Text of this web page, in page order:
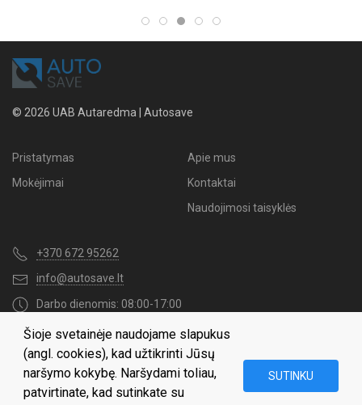
© 2026 UAB Autaredma | Autosave
Pristatymas
Mokėjimai
Apie mus
Kontaktai
Naudojimosi taisyklės
+370 672 95262
info@autosave.lt
Darbo dienomis: 08:00-17:00
Naujienų užsakymas
Šioje svetainėje naudojame slapukus
(angl. cookies), kad užtikrinti Jūsų
naršymo kokybę. Naršydami toliau,
patvirtinate, kad sutinkate su
SUTINKU